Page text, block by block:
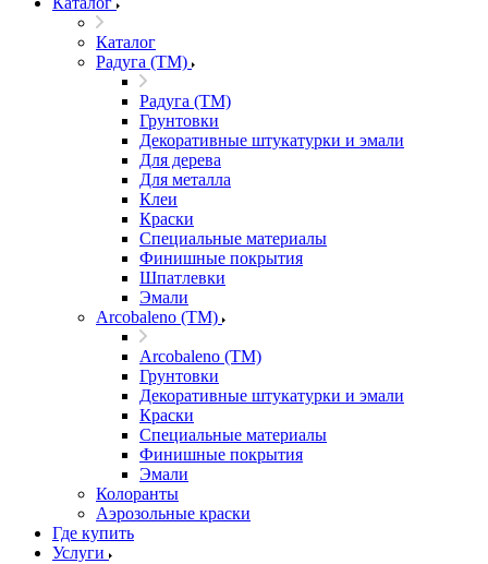
Каталог
Радуга (ТМ)
Радуга (ТМ)
Грунтовки
Декоративные штукатурки и эмали
Для дерева
Для металла
Клеи
Краски
Специальные материалы
Финишные покрытия
Шпатлевки
Эмали
Arcobaleno (ТМ)
Arcobaleno (ТМ)
Грунтовки
Декоративные штукатурки и эмали
Краски
Специальные материалы
Финишные покрытия
Эмали
Колоранты
Аэрозольные краски
Где купить
Услуги